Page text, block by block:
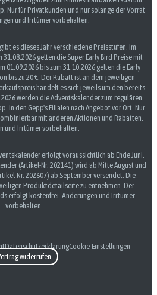
Nur für Privatkunden und nur solange der Vorrat
und Irrtümer vorbehalten.
es dieses Jahr verschiedene Preisstufen. Im
gelten die Super Early Bird Preise mit
01.09.2026 bis zum 31.10.2026 gelten die Early
bis zu 20 €. Der Rabatt ist an dem jeweiligen
handelt es sich jeweils um den bereits
werden die Adventskalender zum regulären
In den Gepp's Filialen nach Angebot vor Ort. Nur
mit anderen Aktionen und Rabatten.
und Irrtümer vorbehalten.
erfolgt voraussichtlich ab Ende Juni.
(Artikel-Nr. 202141) wird ab Mitte August und
Nr. 202607) ab September versendet. Die
Produktdetailseite zu entnehmen. Der
erfolgt kostenfrei. Änderungen und Irrtümer
vorbehalten.
DatenschutzerklärungCookie-Einstellungen
widerrufen